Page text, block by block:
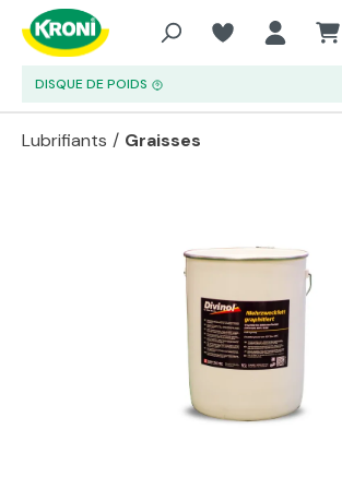
Aller au contenu principal
DISQUE DE POIDS
Lubrifiants / Graisses